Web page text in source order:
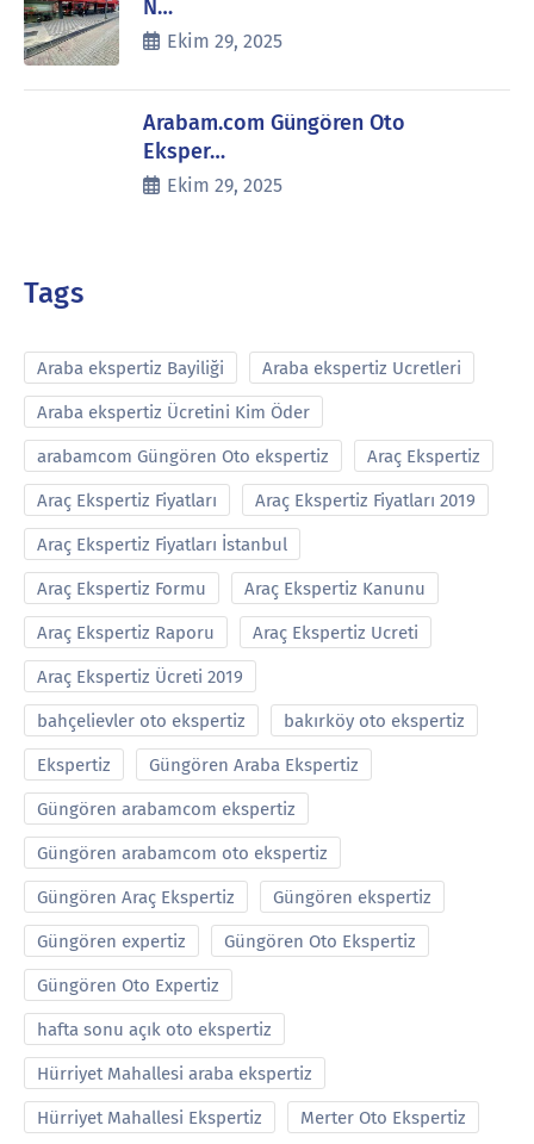
N…
Ekim 29, 2025
Arabam.com Güngören Oto
Eksper…
Ekim 29, 2025
Tags
Araba ekspertiz Bayiliği Araba ekspertiz Ucretleri
Araba ekspertiz Ücretini Kim Öder
arabamcom Güngören Oto ekspertiz Araç Ekspertiz
Araç Ekspertiz Fiyatları Araç Ekspertiz Fiyatları 2019
Araç Ekspertiz Fiyatları İstanbul
Araç Ekspertiz Formu Araç Ekspertiz Kanunu
Araç Ekspertiz Raporu Araç Ekspertiz Ucreti
Araç Ekspertiz Ücreti 2019
bahçelievler oto ekspertiz bakırköy oto ekspertiz
Ekspertiz Güngören Araba Ekspertiz
Güngören arabamcom ekspertiz
Güngören arabamcom oto ekspertiz
Güngören Araç Ekspertiz Güngören ekspertiz
Güngören expertiz Güngören Oto Ekspertiz
Güngören Oto Expertiz
hafta sonu açık oto ekspertiz
Hürriyet Mahallesi araba ekspertiz
Hürriyet Mahallesi Ekspertiz Merter Oto Ekspertiz